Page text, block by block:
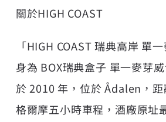
關於HIGH COAST
「HIGH COAST 瑞典高岸 單
身為 BOX瑞典盒子 單一麥芽
於 2010 年，位於 Ådalen，
格爾摩五小時車程，酒廠原址